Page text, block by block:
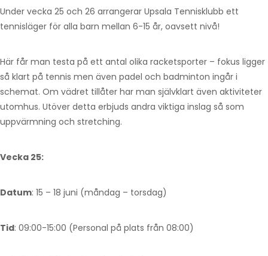
Under vecka 25 och 26 arrangerar Upsala Tennisklubb ett
tennisläger för alla barn mellan 6-15 år, oavsett nivå!
Här får man testa på ett antal olika racketsporter – fokus ligger
så klart på tennis men även padel och badminton ingår i
schemat. Om vädret tillåter har man självklart även aktiviteter
utomhus. Utöver detta erbjuds andra viktiga inslag så som
uppvärmning och stretching.
Vecka 25:
Datum: 15 – 18 juni (måndag – torsdag)
Tid: 09:00-15:00 (Personal på plats från 08:00)